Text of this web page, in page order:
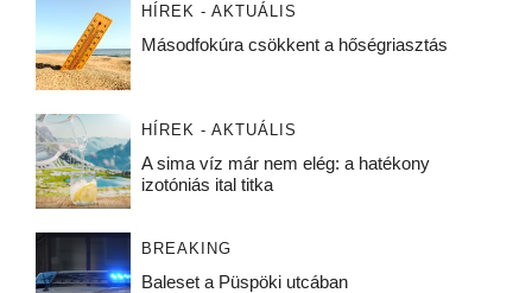
HÍREK - AKTUÁLIS
Másodfokúra csökkent a hőségriasztás
HÍREK - AKTUÁLIS
A sima víz már nem elég: a hatékony
izotóniás ital titka
BREAKING
Baleset a Püspöki utcában